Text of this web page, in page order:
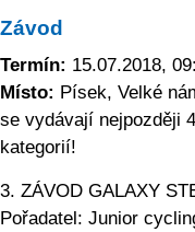
Závod
Termín: 15.07.2018,
Místo: Písek, Velké
se vydávají nejpozději
kategorií!
3. ZÁVOD GALAXY
Pořadatel: Junior